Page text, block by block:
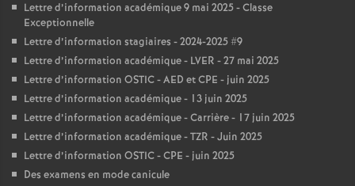
Lettre d’information académique 9 mai 2025 - Classe
Exceptionnelle
Lettre d’information stagiaires - 2024-2025 #9
Lettre d’information académique - LVER - 27 mai 2025
Lettre d’information OSTIC - AED et CPE - juin 2025
Lettre d’information académique - 13 juin 2025
Lettre d’information académique - Carrière - 17 juin 2025
Lettre d’information académique - TZR - Juin 2025
Lettre d’information OSTIC - CPE - juin 2025
Des examens en mode canicule